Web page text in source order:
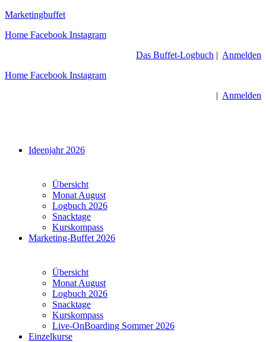
Zum
springen
Marketingbuffet
Home Facebook Instagram
Das Buffet-Logbuch | Anmelden
Home Facebook Instagram
| Anmelden
Menü Ideenjahr 2026
Übersicht
Monat August
Logbuch 2026
Snacktage
Kurskompass
Marketing-Buffet 2026
Übersicht
Monat August
Logbuch 2026
Snacktage
Kurskompass
Live-OnBoarding Sommer 2026
Einzelkurse